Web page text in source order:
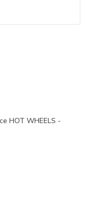
HOT WHEELS -